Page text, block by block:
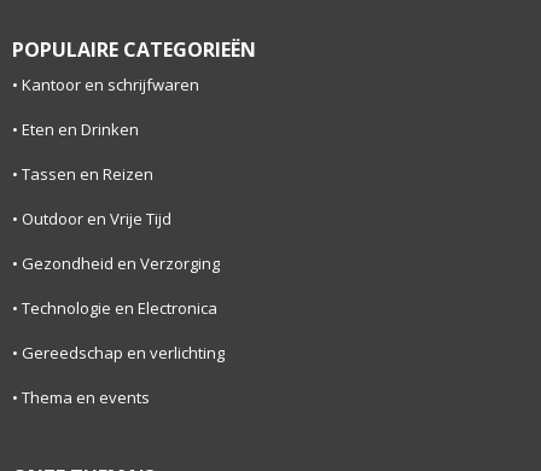
POPULAIRE CATEGORIEËN
Kantoor en schrijfwaren
Eten en Drinken
Tassen en Reizen
Outdoor en Vrije Tijd
Gezondheid en Verzorging
Technologie en Electronica
Gereedschap en verlichting
Thema en events